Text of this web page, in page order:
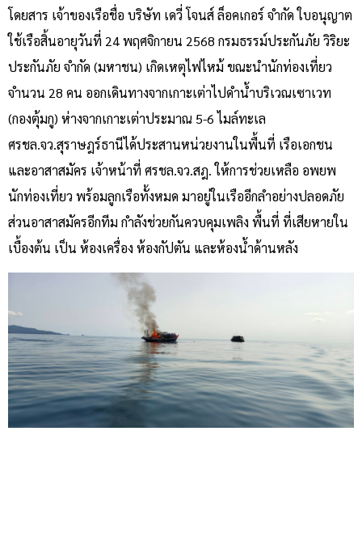
โดยสาร เจ้าของเรือชื่อ บริษัท เดวี่ โจนส์ ล็อคเกอร์ จำกัด ใบอนุญาต
ใช้เรือสิ้นอายุวันที่ 24 พฤศจิกายน 2568 กรมธรรม์ประกันภัย วิริยะ
ประกันภัย จํากัด (มหาชน) เกิดเหตุไฟไหม้ ขณะนำนักท่องเที่ยว
จำนวน 28 คน ออกเดินทางจากเกาะเต่าไปดำน้ำบริเวณเซาเวท
(กองตุ้มกู) ห่างจากเกาะเต่าประมาณ 5-6 ไมล์ทะเล
ศรชล.จว.สุราษฎร์ธานีได้ประสานหน่วยงานในพื้นที่ เรือเอกชน
และอาสาสมัคร เจ้าหน้าที่ ศรชล.จว.สฎ. ให้การช่วยเหลือ อพยพ
นักท่องเที่ยว พร้อมลูกเรือทั้งหมด มาอยู่ในเรืออีกลำอย่างปลอดภัย
ส่วนอาสาสมัครอีกทีม กำลังช่วยกันควบคุมเพลิง พื้นที่ ที่เสียหายใน
เบื้องต้น เป็น ห้องเครื่อง ห้องกัปตัน และห้องน้ำด้านหลัง